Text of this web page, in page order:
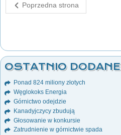
Poprzedna strona
OSTATNIO DODANE
Ponad 824 miliony złotych
Węglokoks Energia
Górnictwo odejdzie
Kanadyjczycy zbudują
Głosowanie w konkursie
Zatrudnienie w górnictwie spada